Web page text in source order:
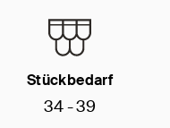
Stückbedarf
34 - 39